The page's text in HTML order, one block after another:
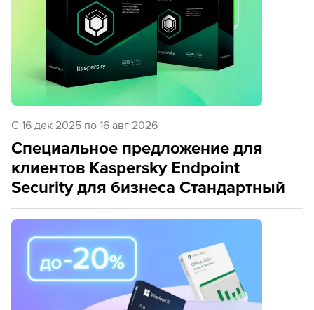
C 16 дек 2025 по 16 авг 2026
Специальное предложение для
клиентов Kaspersky Endpoint
Security для бизнеса Стандартный